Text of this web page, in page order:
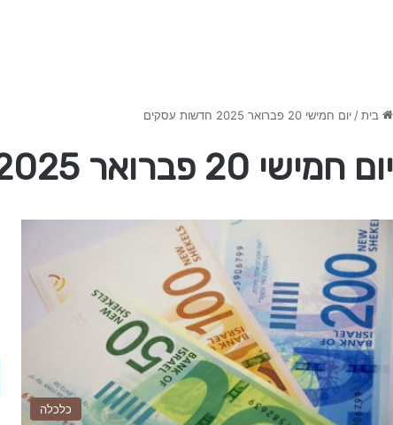
בית / יום חמישי 20 פברואר 2025 חדשות עסקים
יום חמישי 20 פברואר 2025 חדשות עסקים
כלכלה